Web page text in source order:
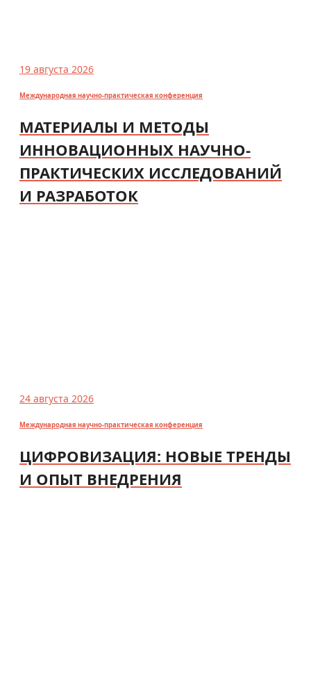
19 августа 2026
Международная научно-практическая конференция
МАТЕРИАЛЫ И МЕТОДЫ
ИННОВАЦИОННЫХ НАУЧНО-
ПРАКТИЧЕСКИХ ИССЛЕДОВАНИЙ
И РАЗРАБОТОК
24 августа 2026
Международная научно-практическая конференция
ЦИФРОВИЗАЦИЯ: НОВЫЕ ТРЕНДЫ
И ОПЫТ ВНЕДРЕНИЯ